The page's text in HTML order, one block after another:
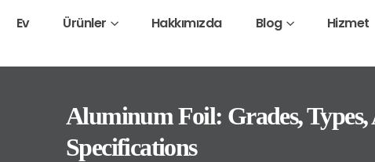
Ev Ürünler Hakkımızda Blog Hizmet
Aluminum Foil: Grades,
Specifications